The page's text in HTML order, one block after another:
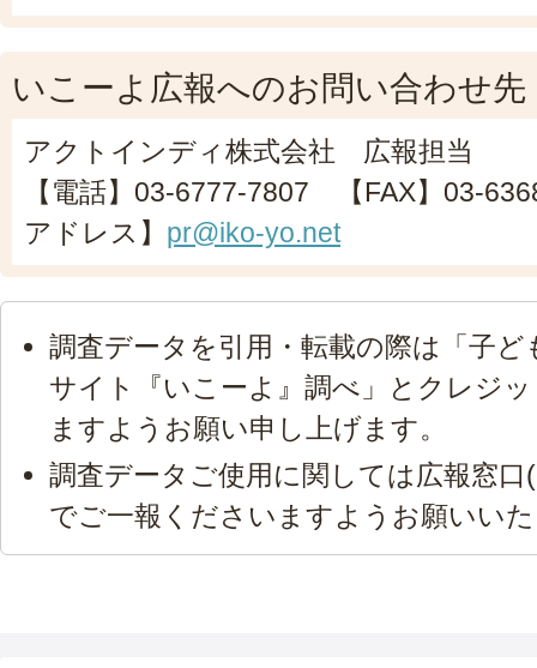
いこーよ広報へのお問い合わせ先
アクトインディ株式会社 広報担当
【電話】03-6777-7807 【FAX】03-
アドレス】 pr@iko-yo.net
調査データを引用・転載の際は「子
サイト『いこーよ』調べ」とクレジ
ますようお願い申し上げます。
調査データご使用に関しては広報窓口(
でご一報くださいますようお願いい